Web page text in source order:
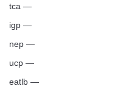
tca —
igp —
nep —
ucp —
eatlb —